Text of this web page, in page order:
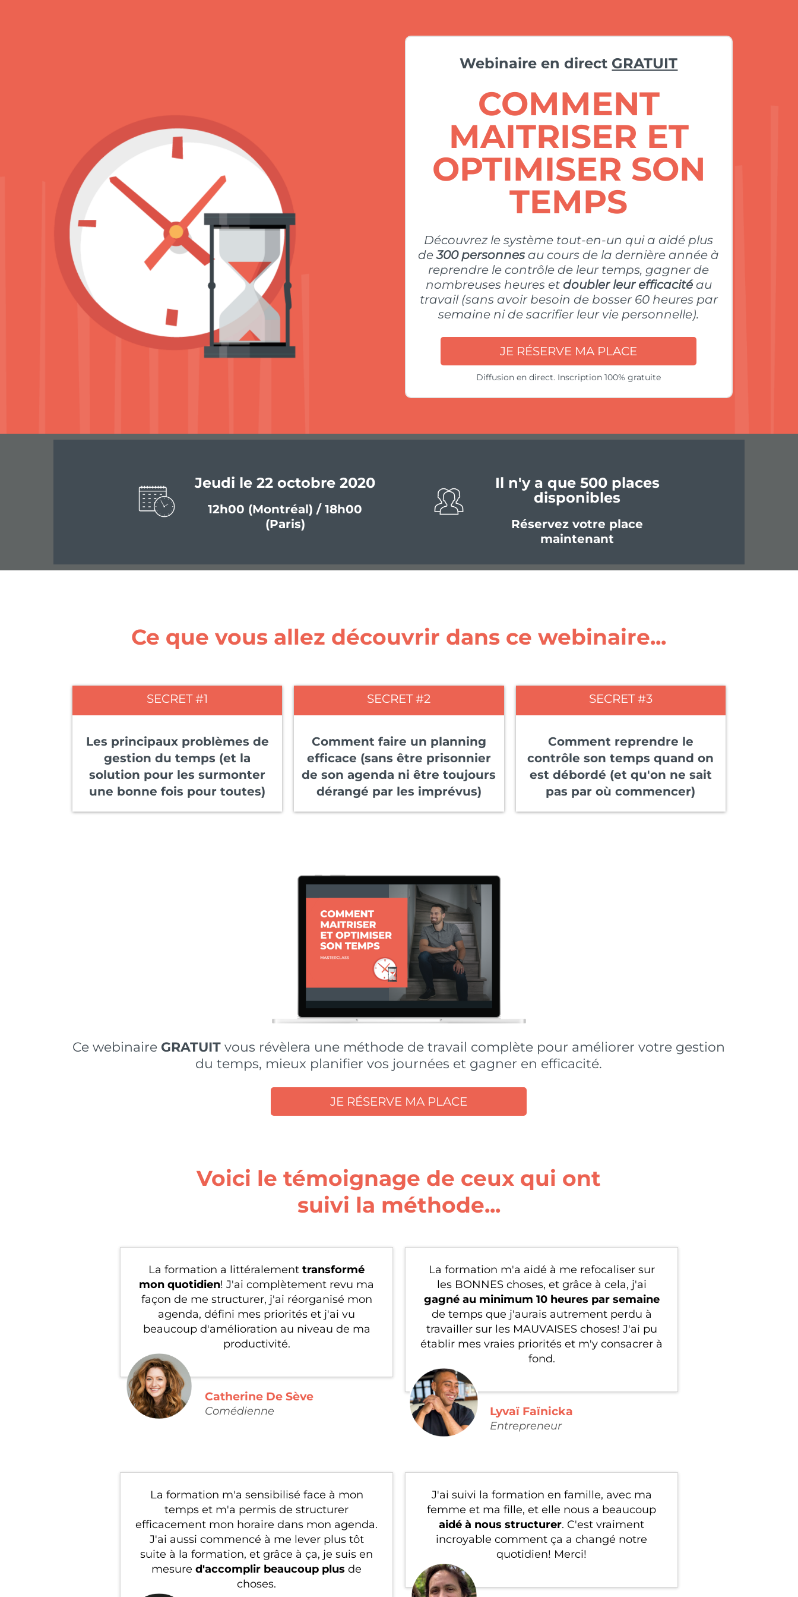
Webinaire en direct GRATUIT
COMMENT
MAITRISER ET
OPTIMISER SON
TEMPS
Découvrez le système tout-en-un qui a aidé plus
de300 personnesau cours de la dernière année à
reprendre le contrôle de leur temps, gagner de
nombreuses heures et doubler leur efficacitéau
travail (sans avoir besoin de bosser 60 heures par
semaine ni de sacrifier leur vie personnelle).
JE RÉSERVE MA PLACE
Diffusion en direct. Inscription 100% gratuite
Jeudi le 22 octobre 2020
12h00 (Montréal) / 18h00
(Paris)
Il n'y a que 500 places
disponibles
Réservez votre place
maintenant
Ce que vous allez découvrir dans ce webinaire...
SECRET #1
Les principaux problèmes de
gestion du temps (et la
solution pour les surmonter
une bonne fois pour toutes)
SECRET #2
Comment faire un planning
efficace (sans être prisonnier
de son agenda ni être toujours
dérangé par les imprévus)
SECRET #3
Comment reprendre le
contrôle son temps quand on
est débordé (et qu'on ne sait
pas par où commencer)
Ce webinaire GRATUIT vous révèlera une méthode de travail complète pour améliorer votre gestion
du temps, mieux planifier vos journées et gagner en efficacité.
JE RÉSERVE MA PLACE
Voici le témoignage de ceux qui ont
suivi la méthode...
La formation a littéralement transformé
mon quotidien! J'ai complètement revu ma
façon de me structurer, j'ai réorganisé mon
agenda, défini mes priorités et j'ai vu
beaucoup d'amélioration au niveau de ma
productivité.
Catherine De Sève
Comédienne
La formation m'a aidé à me refocaliser sur
les BONNES choses, et grâce à cela, j'ai
gagné au minimum 10 heures par semaine
de temps que j'aurais autrement perdu à
travailler sur les MAUVAISES choses! J'ai pu
établir mes vraies priorités et m'y consacrer à
fond.
Lyvaï Faïnicka
Entrepreneur
La formation m'a sensibilisé face à mon
temps et m'a permis de structurer
efficacement mon horaire dans mon agenda.
J'ai aussi commencé à me lever plus tôt
suite à la formation, et grâce à ça, je suis en
mesure d'accomplir beaucoup plus de
choses.
J'ai suivi la formation en famille, avec ma
femme et ma fille, et elle nous a beaucoup
aidé à nous structurer. C'est vraiment
incroyable comment ça a changé notre
quotidien! Merci!